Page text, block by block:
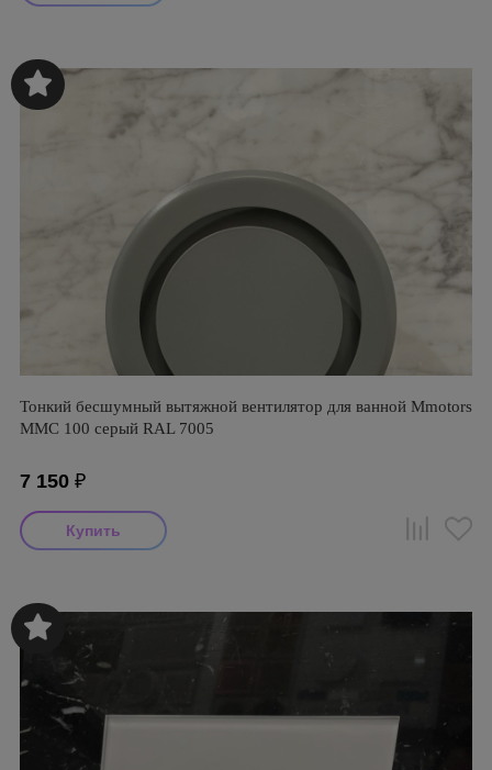
Тонкий бесшумный вытяжной вентилятор для ванной Mmotors
ММC 100 серый RAL 7005
7 150 ₽